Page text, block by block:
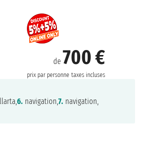
de 700 €
prix par personne taxes incluses
6. navigation,7. navigation,